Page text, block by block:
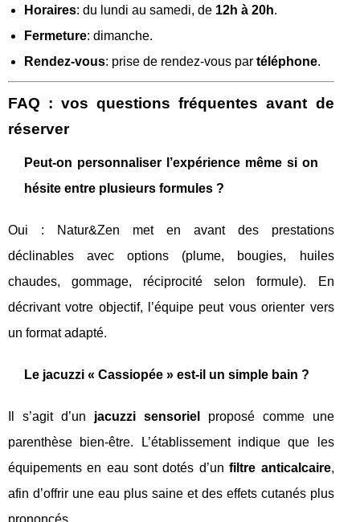
Horaires: du lundi au samedi, de 12h à 20h.
Fermeture: dimanche.
Rendez‑vous: prise de rendez‑vous par téléphone.
FAQ : vos questions fréquentes avant de
réserver
Peut-on personnaliser l’expérience même si on
hésite entre plusieurs formules ?
Oui : Natur&Zen met en avant des prestations
déclinables avec options (plume, bougies, huiles
chaudes, gommage, réciprocité selon formule). En
décrivant votre objectif, l’équipe peut vous orienter vers
un format adapté.
Le jacuzzi « Cassiopée » est-il un simple bain ?
Il s’agit d’un jacuzzi sensoriel
proposé comme une
parenthèse bien‑être. L’établissement indique que les
équipements en eau sont dotés d’unfiltre anticalcaire,
afin d’offrir une eau plus saine et des effets cutanés plus